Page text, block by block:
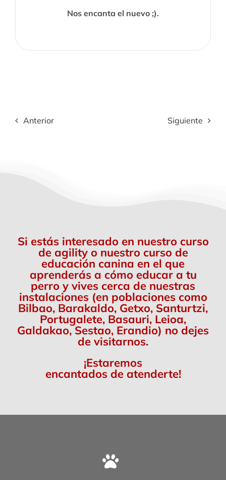
Nos encanta el nuevo ;).
Anterior Siguiente
Si estás interesado en nuestro curso
de agility o nuestro curso de
educación canina en el que
aprenderás a cómo educar a tu
perro y vives cerca de nuestras
instalaciones (en poblaciones como
Bilbao, Barakaldo, Getxo, Santurtzi,
Portugalete, Basauri, Leioa,
Galdakao, Sestao, Erandio) no dejes
de visitarnos.
¡Estaremos
encantados de atenderte!